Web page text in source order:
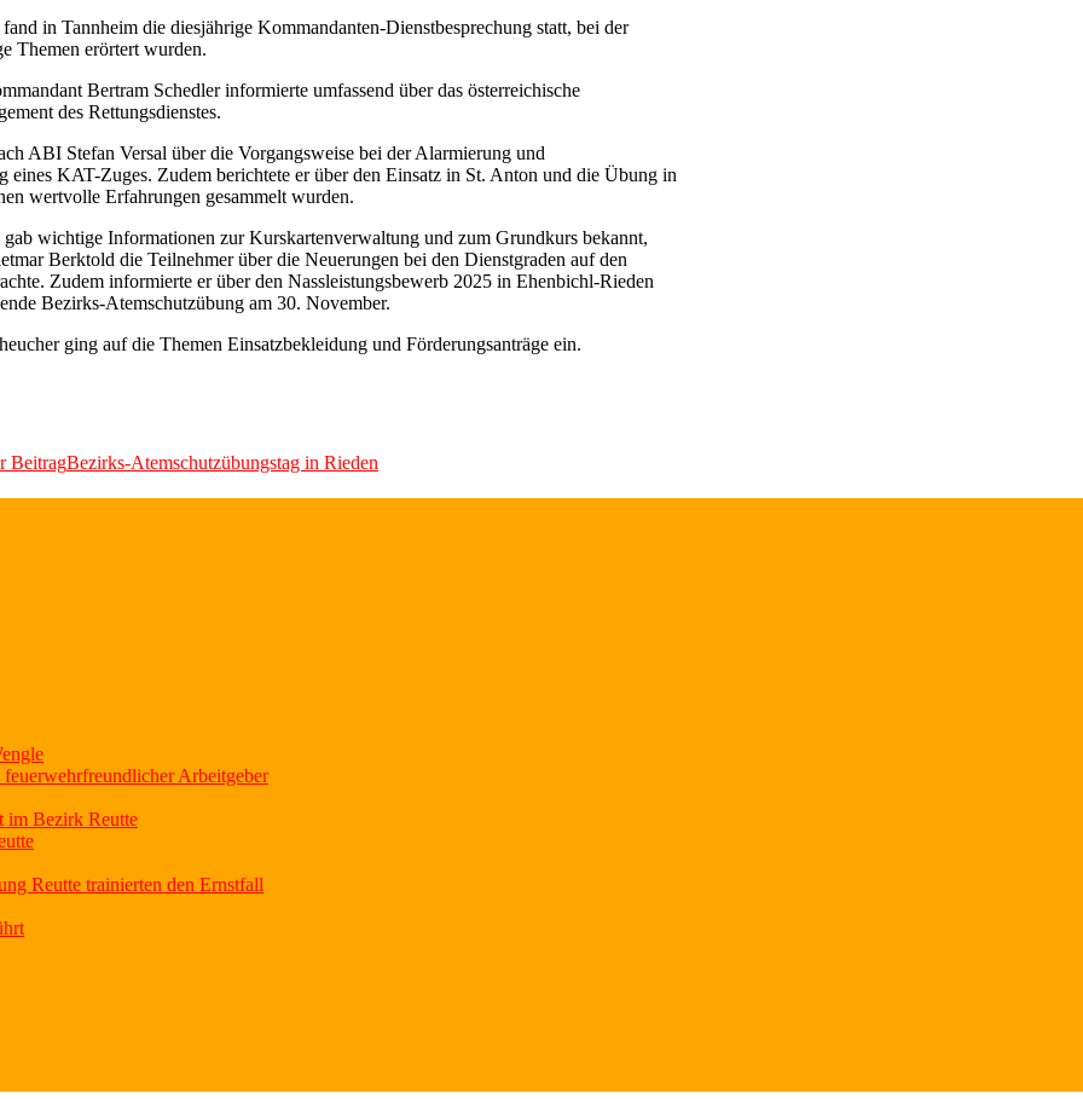
in Tannheim die diesjährige Kommandanten-Dienstbesprechung statt, bei der
Themen erörtert wurden.
Bertram Schedler informierte umfassend über das österreichische
des Rettungsdienstes.
ABI Stefan Versal über die Vorgangsweise bei der Alarmierung und
eines KAT-Zuges. Zudem berichtete er über den Einsatz in St. Anton und die Übung in
wertvolle Erfahrungen gesammelt wurden.
gab wichtige Informationen zur Kurskartenverwaltung und zum Grundkurs bekannt,
Berktold die Teilnehmer über die Neuerungen bei den Dienstgraden auf den
Zudem informierte er über den Nassleistungsbewerb 2025 in Ehenbichl-Rieden
Bezirks-Atemschutzübung am 30. November.
ging auf die Themen Einsatzbekleidung und Förderungsanträge ein.
BeitragBezirks-Atemschutzübungstag in Rieden
Arbeitgeber
im Bezirk Reutte
Reutte trainierten den Ernstfall